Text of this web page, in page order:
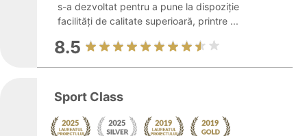
s-a dezvoltat pentru a pune la dispoziție
facilități de calitate superioară, printre ...
8.5
Sport Class